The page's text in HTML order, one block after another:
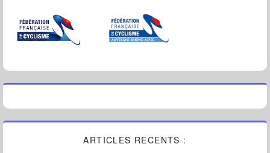
ARTICLES RECENTS :